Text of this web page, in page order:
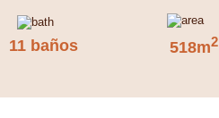
11 baños 518m2